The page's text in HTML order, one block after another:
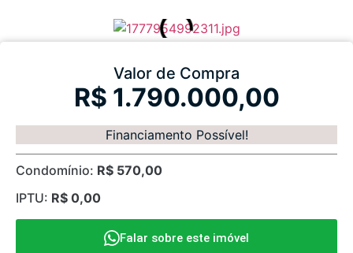
Valor de Compra
R$ 1.790.000,00
Financiamento Possível!
Condomínio: R$ 570,00
IPTU: R$ 0,00
Falar sobre este imóvel